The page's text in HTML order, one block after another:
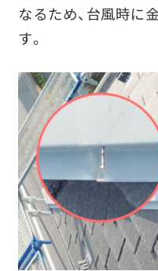
なるため、台風時に
す。